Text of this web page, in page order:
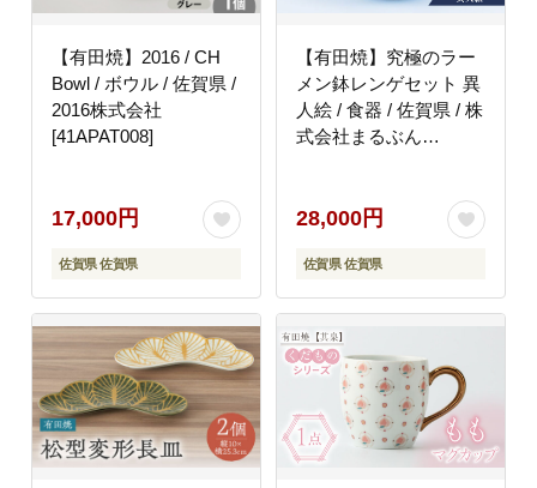
【有田焼】2016 / CH
Bowl / ボウル / 佐賀県 /
2016株式会社
[41APAT008]
17,000円
佐賀県 佐賀県
【有田焼】究極のラー
メン鉢レンゲセット 異
人絵 / 食器 / 佐賀県 / 株
式会社まるぶん
28,000円
佐賀県 佐賀県